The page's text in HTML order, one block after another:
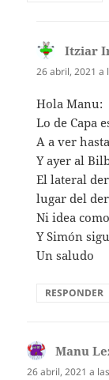
Itziar
26 abril, 2021 a
Hola Manu:
Lo de Capa
A a ver
Y ayer al
El lateral
lugar del
Ni idea
Y Simón
Un saludo
RESPONDER
Manu
26 abril, 2021 a